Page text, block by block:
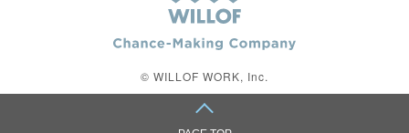
© WILLOF WORK, Inc.